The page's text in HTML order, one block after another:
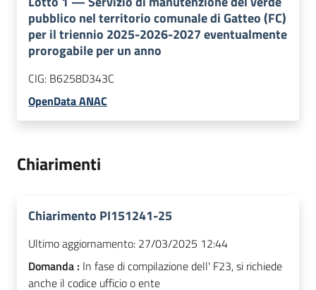
pubblico nel territorio comunale di Gatteo (FC)
per il triennio 2025-2026-2027 eventualmente
prorogabile per un anno
CIG: B6258D343C
OpenData ANAC
Chiarimenti
Chiarimento PI151241-25
Ultimo aggiornamento: 27/03/2025 12:44
Domanda : In fase di compilazione dell' F23, si richiede
anche il codice ufficio o ente